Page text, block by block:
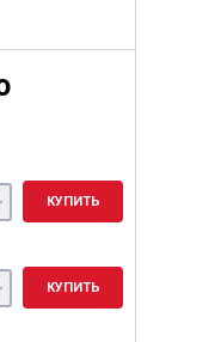
КУПИТЬ
КУПИТЬ